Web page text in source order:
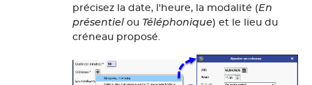
précisez la date, l'heure, la modalité (En
présentiel ou Téléphonique) et le lieu du
créneau proposé.